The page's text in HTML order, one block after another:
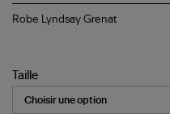
Robe
Robe Lyndsay Grenat
Taille